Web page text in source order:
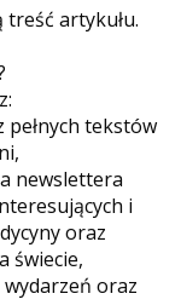
treść artykułu.
tekstów
newslettera
i
oraz
świecie,
oraz